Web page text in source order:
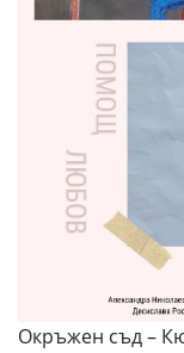
Окръжен съд –